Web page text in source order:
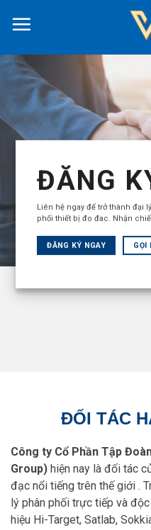
đến
dung
ĐĂNG
Liên hệ ngay để trở thành đại
phối thiết bị đo đac. Nhận
ĐĂNG KÝ NGAY GỌI
ĐỐI TÁC
Công ty Cổ Phần Tập
Group) hiện nay là đối tác
đạc nổi tiếng trên thế giới .
lý phân phối trực tiếp và
hiệu Hi-Target, Satlab,